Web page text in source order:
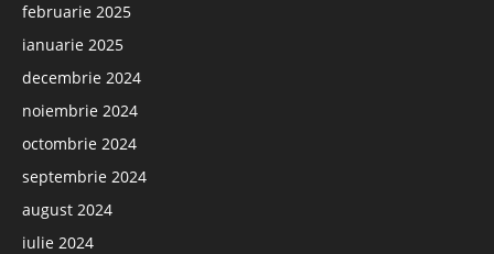
februarie 2025
ianuarie 2025
decembrie 2024
noiembrie 2024
octombrie 2024
septembrie 2024
august 2024
iulie 2024